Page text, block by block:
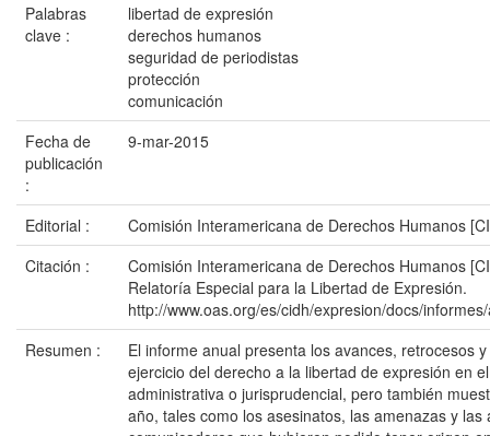
Palabras
clave :
libertad de expresión
derechos humanos
seguridad de periodistas
protección
comunicación
Fecha de
publicación
:
9-mar-2015
Editorial :
Comisión Interamericana de Derechos Humanos
Citación :
Comisión Interamericana de Derechos Humanos
Relatoría Especial para la Libertad de Expresión.
http://www.oas.org/es/cidh/expresion/docs/
Resumen :
El informe anual presenta los avances, retrocesos
ejercicio del derecho a la libertad de expresión en
administrativa o jurisprudencial, pero también
año, tales como los asesinatos, las amenazas y